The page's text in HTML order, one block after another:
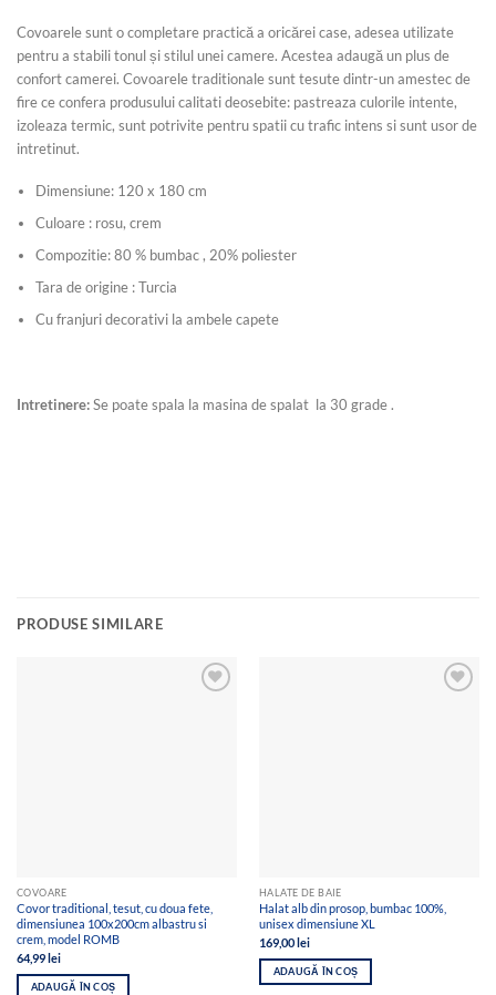
Covoarele sunt o completare practică a oricărei case, adesea utilizate
pentru a stabili tonul și stilul unei camere. Acestea adaugă un plus de
confort camerei. Covoarele traditionale sunt tesute dintr-un amestec de
fire ce confera produsului calitati deosebite: pastreaza culorile intente,
izoleaza termic, sunt potrivite pentru spatii cu trafic intens si sunt usor de
intretinut.
Dimensiune: 120 x 180 cm
Culoare : rosu, crem
Compozitie: 80 % bumbac , 20% poliester
Tara de origine : Turcia
Cu franjuri decorativi la ambele capete
Intretinere:Se poate spala la masina de spalat la 30 grade .
PRODUSE SIMILARE
COVOARE
Covor traditional, tesut, cu doua fete,
dimensiunea 100x200cm albastru si
crem, model ROMB
64,99lei
ADAUGĂ ÎN COȘ
HALATE DE BAIE
Halat alb din prosop, bumbac 100%,
unisex dimensiune XL
169,00lei
ADAUGĂ ÎN COȘ